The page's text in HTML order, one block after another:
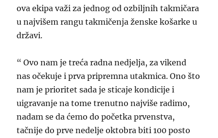
ova ekipa važi za jednog od ozbiljnih takmičara
u najvišem rangu takmičenja ženske košarke u
državi.
“ Ovo nam je treća radna nedjelja, za vikend
nas očekuje i prva pripremna utakmica. Ono što
nam je prioritet sada je sticaje kondicije i
uigravanje na tome trenutno najviše radimo,
nadam se da ćemo do početka prvenstva,
tačnije do prve nedelje oktobra biti 100 posto